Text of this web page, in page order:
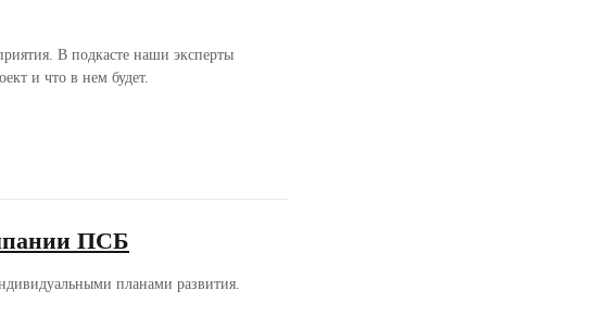
В подкасте наши эксперты
и что в нем будет.
ПСБ
планами развития.